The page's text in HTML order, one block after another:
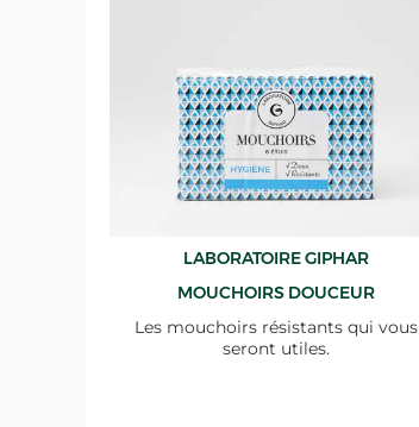
LABORATOIRE GIPHAR
MOUCHOIRS DOUCEUR
Les mouchoirs résistants qui vous
seront utiles.